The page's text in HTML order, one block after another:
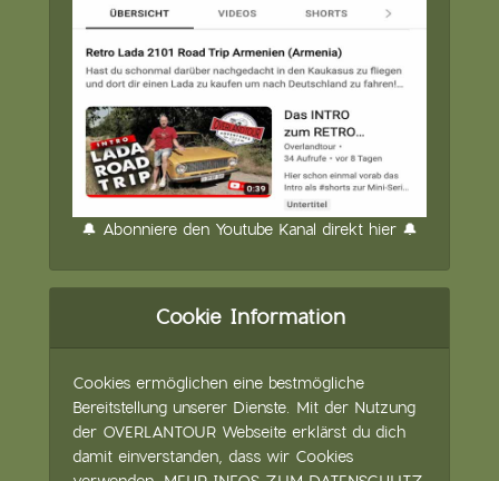
🔔 Abonniere den Youtube Kanal direkt hier 🔔
Cookie Information
Cookies ermöglichen eine bestmögliche
Bereitstellung unserer Dienste. Mit der Nutzung
der OVERLANTOUR Webseite erklärst du dich
damit einverstanden, dass wir Cookies